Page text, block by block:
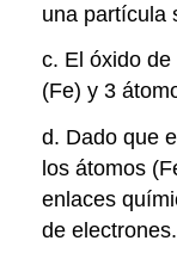
capítulo
Resumen
del
capítulo
de
revisión
Capítulo
Resumen
Revisión
una partícula
c. El óxido
(Fe) y 3
d. Dado que
los átomos
enlaces
de electrones.